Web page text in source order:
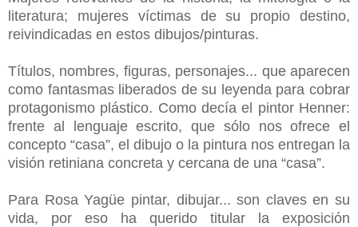
literatura; mujeres víctimas de su propio destino,
reivindicadas en estos dibujos/pinturas.
Títulos, nombres, figuras, personajes... que aparecen
como fantasmas liberados de su leyenda para cobrar
protagonismo plástico. Como decía el pintor Henner:
frente al lenguaje escrito, que sólo nos ofrece el
concepto “casa”, el dibujo o la pintura nos entregan la
visión retiniana concreta y cercana de una “casa”.
Para Rosa Yagüe pintar, dibujar... son claves en su
vida, por eso ha querido titular la exposición